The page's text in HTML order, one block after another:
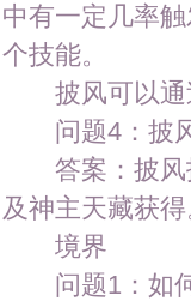
中有一定几率
个技能。
披风可以通
问题4：披风
答案：披风
及神主天藏获
境界
问题1：如何